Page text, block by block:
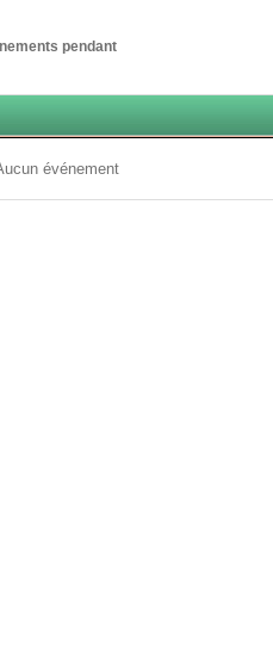
pendant
événement